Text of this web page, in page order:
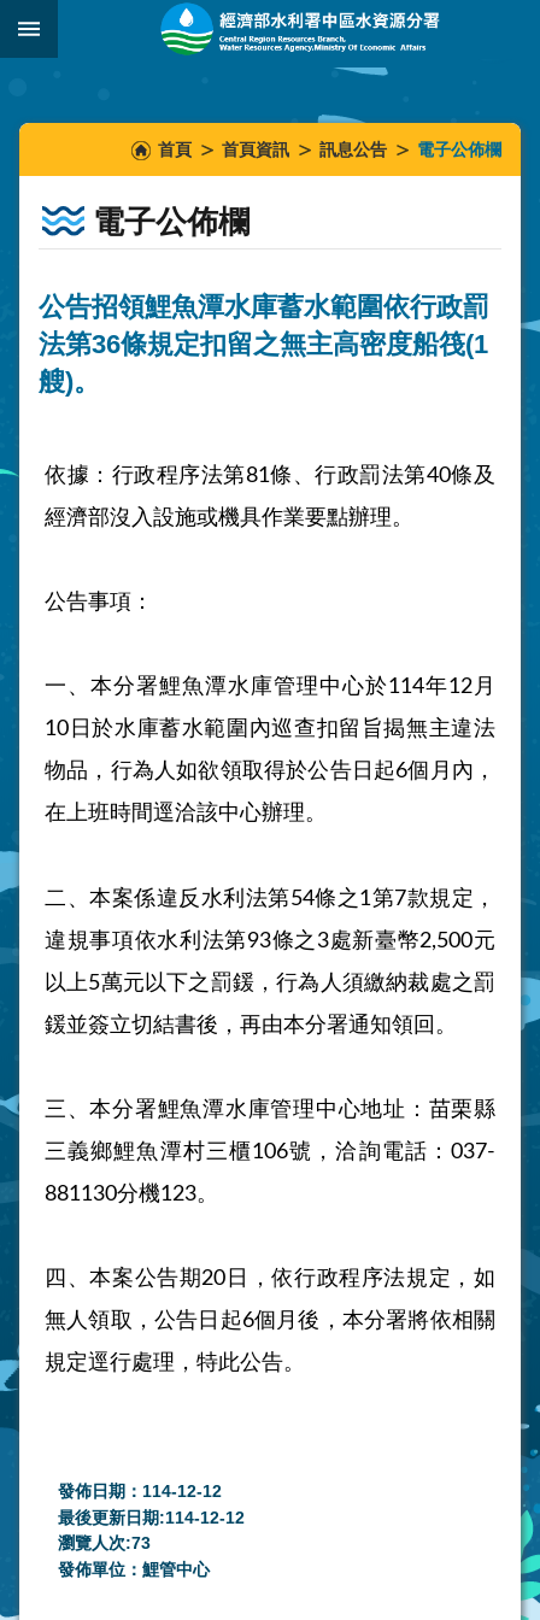
跳到主要內容區塊
::::::
首頁 首頁資訊 訊息公告 電子公佈欄
電子公佈欄
公告招領鯉魚潭水庫蓄水範圍依行政罰
法第36條規定扣留之無主高密度船筏(1
艘)。
依據：行政程序法第81條、行政罰法第40條及
經濟部沒入設施或機具作業要點辦理。
公告事項：
一、本分署鯉魚潭水庫管理中心於114年12 月
10 日於水庫蓄水範圍內巡查扣留旨揭無主違法
物品，行為人如欲領取得於公告日起6個月內，
在上班時間逕洽該中心辦理。
二、本案係違反水利法第54條之 1第7款規定，
違規事項依水利法第93條之 3處新臺幣2,500元
以上5萬元以下之罰鍰，行為人須繳納裁處之罰
鍰並簽立切結書後，再由本分署通知領回。
三、本分署鯉魚潭水庫管理中心地址：苗栗縣
三義鄉鯉魚潭村三櫃106號，洽詢電話：037-
881130分機123。
四、本案公告期20 日，依行政程序法規定，如
無人領取，公告日起6個月後，本分署將依相關
規定逕行處理，特此公告。
發佈日期：114-12-12
最後更新日期:114-12-12
瀏覽人次:73
發佈單位：鯉管中心